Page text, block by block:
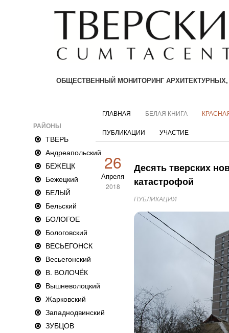
ОБЩЕСТВЕННЫЙ МОНИТОРИНГ
РАЙОНЫ
ТВЕРЬ
Андреапольский
БЕЖЕЦК
Бежецкий
БЕЛЫЙ
Бельский
БОЛОГОЕ
Бологовский
ВЕСЬЕГОНСК
Весьегонский
В. ВОЛОЧЁК
Вышневолоцкий
Жарковский
Западнодвинский
ЗУБЦОВ
ГЛАВНАЯ БЕЛАЯ КНИГА
ПУБЛИКАЦИИ УЧАСТИЕ
26
Апреля
2018
Десять тверских
катастрофой
ПУБЛИКАЦИИ